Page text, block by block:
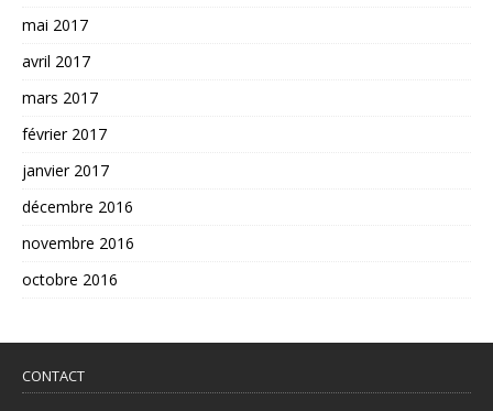
mai 2017
avril 2017
mars 2017
février 2017
janvier 2017
décembre 2016
novembre 2016
octobre 2016
CONTACT